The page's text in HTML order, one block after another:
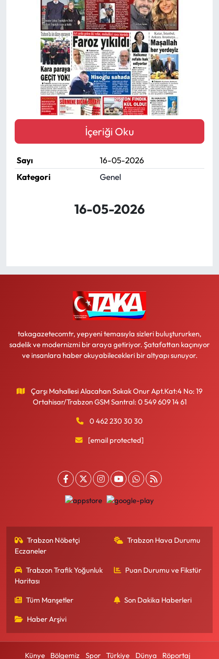
İçeriği Oku
Sayı
16-05-2026
Kategori
Genel
16-05-2026
takagazetecomtr, yepyeni temasıyla sizleri buluştururken,
sadelik ve modernizmi bir araya getiriyor. Şatafattan kaçınıyor
ve insanlara haber okuyabilecekleri bir altyapı sunuyor.
Çarşı Mahallesi Alacahan Sokak Onur Apt.Kat:4 No: 19
Ortahisar/Trabzon GSM Santral: 0 549 609 14 61
0 462 230 30 30
[email protected]
Trabzon Nöbetçi
Eczaneler
Trabzon Hava Durumu
Trabzon Trafik Yoğunluk
Haritası
Puan Durumu ve Fikstür
Tüm Manşetler Son Dakika Haberleri
Haber Arşivi
Künye Bölgemiz Spor Türkiye Dünya Röportaj
Mektup Galeri
Röportaj
Manşet
Köşe Yazıları
Karikatür Galeri
BIK
ASTROLOJİ